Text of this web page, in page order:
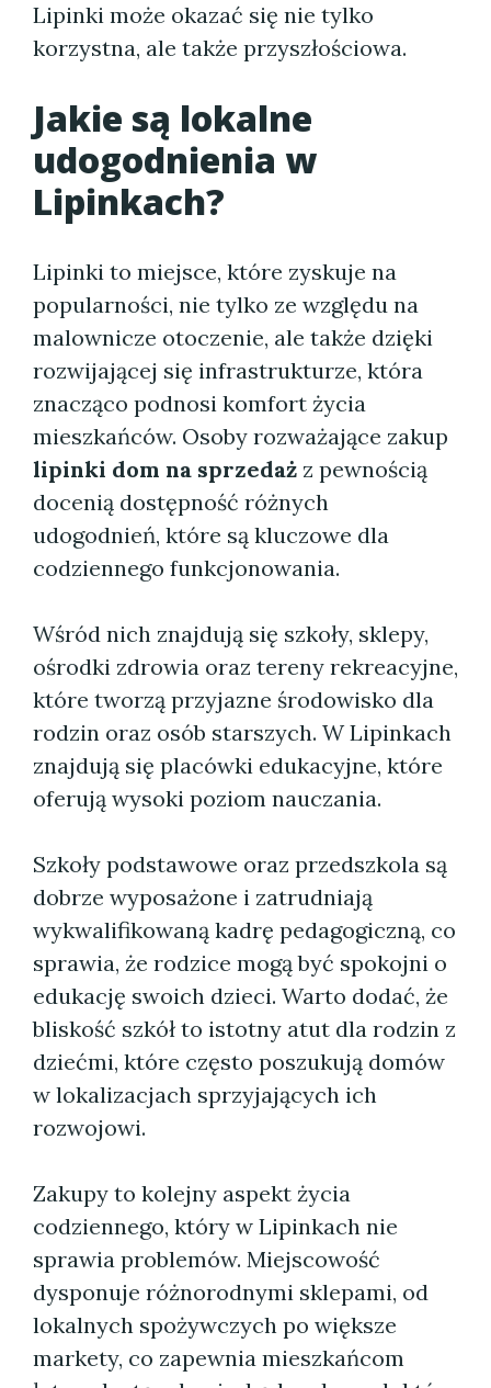
Lipinki może okazać się nie tylko
korzystna, ale także przyszłościowa.
Jakie są lokalne
udogodnienia w
Lipinkach?
Lipinki to miejsce, które zyskuje na
popularności, nie tylko ze względu na
malownicze otoczenie, ale także dzięki
rozwijającej się infrastrukturze, która
znacząco podnosi komfort życia
mieszkańców. Osoby rozważające zakup
lipinki dom na sprzedaż z pewnością
docenią dostępność różnych
udogodnień, które są kluczowe dla
codziennego funkcjonowania.
Wśród nich znajdują się szkoły, sklepy,
ośrodki zdrowia oraz tereny rekreacyjne,
które tworzą przyjazne środowisko dla
rodzin oraz osób starszych. W Lipinkach
znajdują się placówki edukacyjne, które
oferują wysoki poziom nauczania.
Szkoły podstawowe oraz przedszkola są
dobrze wyposażone i zatrudniają
wykwalifikowaną kadrę pedagogiczną, co
sprawia, że rodzice mogą być spokojni o
edukację swoich dzieci. Warto dodać, że
bliskość szkół to istotny atut dla rodzin z
dziećmi, które często poszukują domów
w lokalizacjach sprzyjających ich
rozwojowi.
Zakupy to kolejny aspekt życia
codziennego, który w Lipinkach nie
sprawia problemów. Miejscowość
dysponuje różnorodnymi sklepami, od
lokalnych spożywczych po większe
markety, co zapewnia mieszkańcom